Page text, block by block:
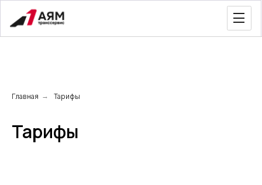
Главная → Тарифы
Тарифы